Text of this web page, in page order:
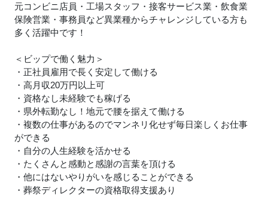
元コンビニ店員・工場スタッフ・接客サービス業・飲食業
保険営業・事務員など異業種からチャレンジしている方も
多く活躍中です！
＜ビップで働く魅力＞
・正社員雇用で長く安定して働ける
・高月収20万円以上可
・資格なし未経験でも稼げる
・県外転勤なし！地元で腰を据えて働ける
・複数の仕事があるのでマンネリ化せず毎日楽しくお仕事
ができる
・自分の人生経験を活かせる
・たくさんと感動と感謝の言葉を頂ける
・他にはないやりがいを感じることができる
・葬祭ディレクターの資格取得支援あり